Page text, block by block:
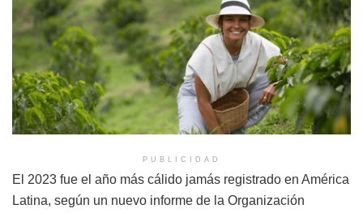
PUBLICIDAD
El 2023 fue el año más cálido jamás registrado en América
Latina, según un nuevo informe de la Organización